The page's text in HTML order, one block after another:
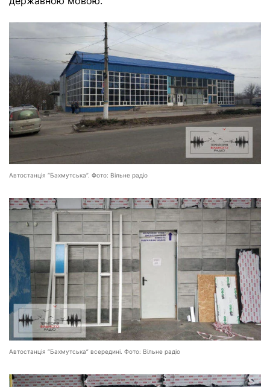
Автостанція “Бахмутська”. Фото: Вільне радіо
Автостанція “Бахмутська” всередині. Фото: Вільне радіо